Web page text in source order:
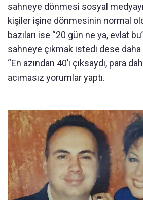
sahneye dönmesi sosyal
kişiler işine dönmesinin normal
bazıları ise “20 gün ne ya, evlat
sahneye çıkmak istedi dese
“En azından 40’ı çıksaydı, para
acımasız yorumlar yaptı.